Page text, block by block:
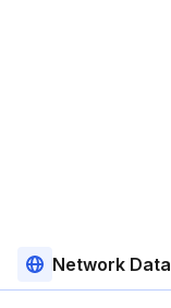
Network Data